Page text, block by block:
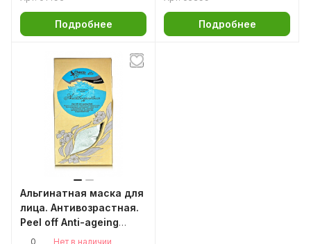
Подробнее Подробнее
Альгинатная маска для
лица. Антивозрастная.
Peel off Anti-ageing
Mask 150мл/50гр.
0
Нет в наличии